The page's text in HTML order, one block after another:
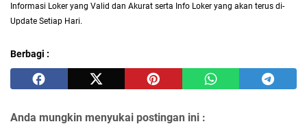
Informasi Loker yang Valid dan Akurat serta Info Loker yang akan terus di-
Update Setiap Hari.
Berbagi :
Anda mungkin menyukai postingan ini :